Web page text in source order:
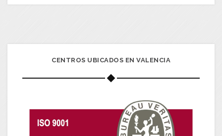
CENTROS UBICADOS EN VALENCIA